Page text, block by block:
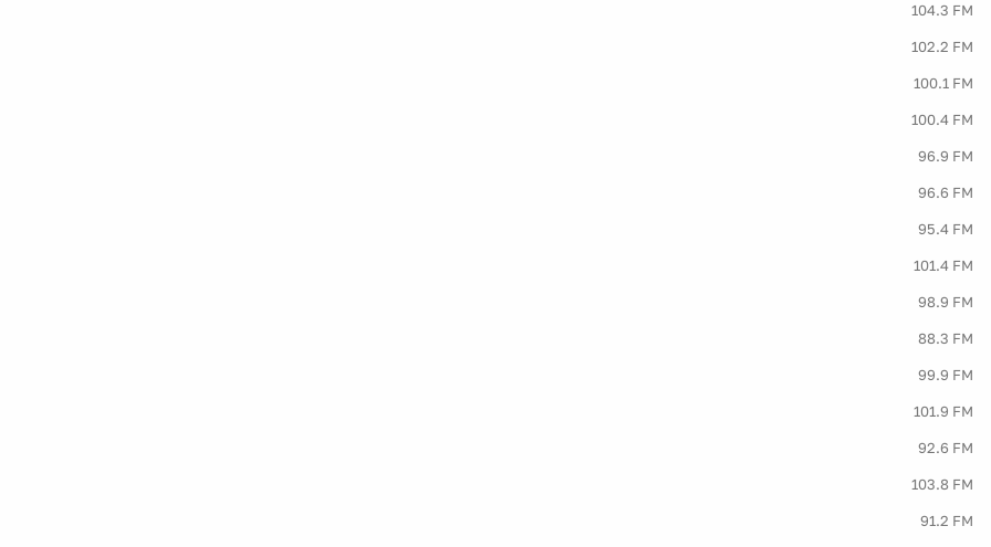
104.3 FM
102.2 FM
100.1 FM
100.4 FM
96.9 FM
96.6 FM
95.4 FM
101.4 FM
98.9 FM
88.3 FM
99.9 FM
101.9 FM
92.6 FM
103.8 FM
91.2 FM